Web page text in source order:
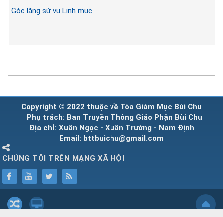
Góc lặng sứ vụ Linh mục
Copyright © 2022 thuộc về Tòa Giám Mục Bùi Chu
Phụ trách: Ban Truyền Thông Giáo Phận Bùi Chu
Địa chỉ: Xuân Ngọc - Xuân Trường - Nam Định
Email: bttbuichu@gmail.com
CHÚNG TÔI TRÊN MẠNG XÃ HỘI